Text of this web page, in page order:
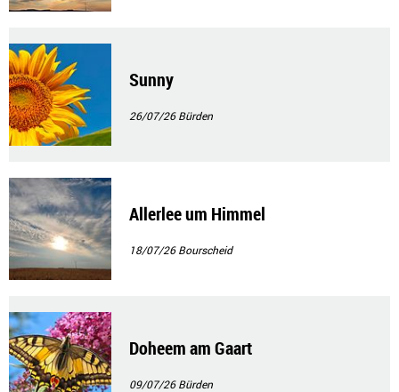
Sunny
26/07/26Bürden
Allerlee um Himmel
18/07/26Bourscheid
Doheem am Gaart
09/07/26Bürden